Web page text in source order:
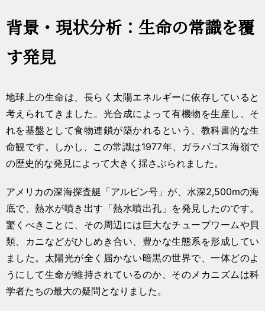
背景・現状分析：生命の常識を覆
す発見
地球上の生命は、長らく太陽エネルギーに依存していると
考えられてきました。光合成によって有機物を生産し、そ
れを基盤として食物連鎖が築かれるという、教科書的な生
命観です。しかし、この常識は1977年、ガラパゴス海嶺で
の歴史的な発見によって大きく揺さぶられました。
アメリカの深海探査艇「アルビン号」が、水深2,500mの海
底で、熱水が噴き出す「熱水噴出孔」を発見したのです。
驚くべきことに、その周辺には巨大なチューブワームや貝
類、カニなどがひしめき合い、豊かな生態系を形成してい
ました。太陽光が全く届かない暗黒の世界で、一体どのよ
うにして生命が維持されているのか、そのメカニズムは科
学者たちの最大の疑問となりました。